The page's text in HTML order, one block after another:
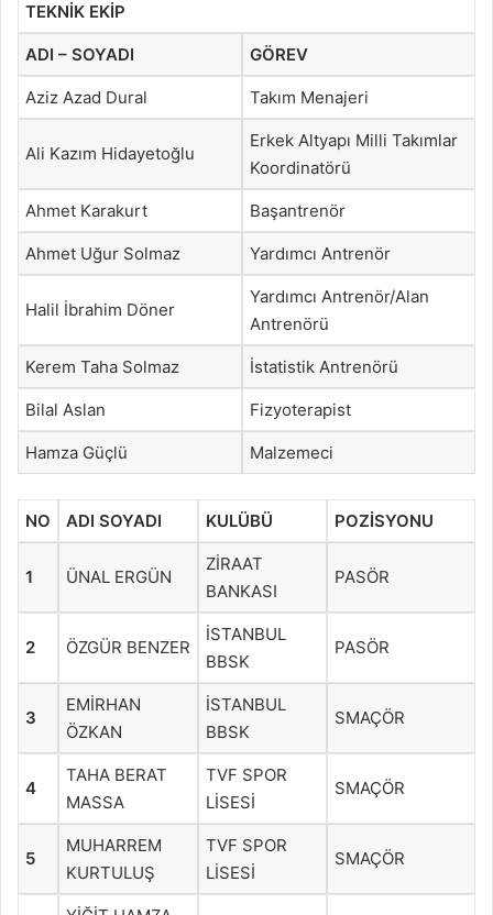
TEKNİK EKİP
ADI – SOYADI GÖREV
Aziz Azad Dural Takım Menajeri
Ali Kazım Hidayetoğlu
Erkek Altyapı Milli Takımlar
Koordinatörü
Ahmet Karakurt Başantrenör
Ahmet Uğur Solmaz Yardımcı Antrenör
Halil İbrahim Döner
Yardımcı Antrenör/Alan
Antrenörü
Kerem Taha Solmaz İstatistik Antrenörü
Bilal Aslan Fizyoterapist
Hamza Güçlü Malzemeci
NO ADI SOYADI KULÜBÜ POZİSYONU
1 ÜNAL ERGÜN
ZİRAAT
BANKASI
PASÖR
2 ÖZGÜR BENZER
İSTANBUL
BBSK
PASÖR
3
EMİRHAN
ÖZKAN
İSTANBUL
BBSK
SMAÇÖR
4
TAHA BERAT
MASSA
TVF SPOR
LİSESİ
SMAÇÖR
5
MUHARREM
KURTULUŞ
TVF SPOR
LİSESİ
SMAÇÖR